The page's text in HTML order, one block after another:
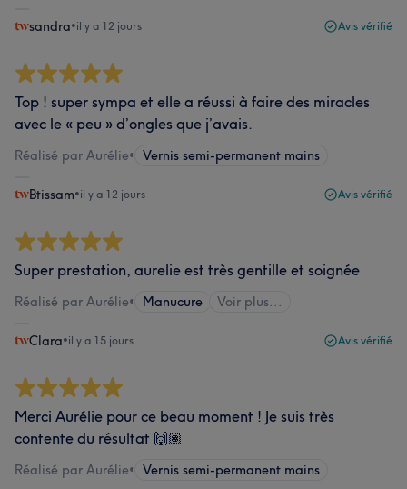
sandra•il y a 12 jours Avis vérifié
Top ! super sympa et elle a réussi à faire des miracles
avec le « peu » d’ongles que j’avais.
Réalisé par Aurélie• Vernis semi-permanent mains
Btissam•il y a 12 jours Avis vérifié
Super prestation, aurelie est très gentille et soignée
Réalisé par Aurélie• Manucure Voir plus...
Clara•il y a 15 jours Avis vérifié
Merci Aurélie pour ce beau moment ! Je suis très
contente du résultat 🙌🏽
Réalisé par Aurélie• Vernis semi-permanent mains